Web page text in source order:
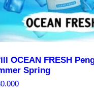
OCEAN FRESH
Spring